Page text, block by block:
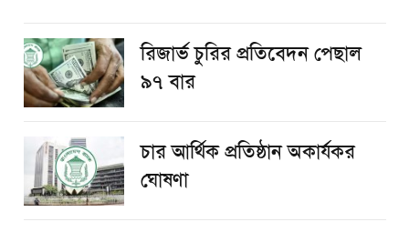
রিজার্ভ চুরির প্রতিবেদন পেছাল
৯৭ বার
চার আর্থিক প্রতিষ্ঠান অকার্যকর
ঘোষণা